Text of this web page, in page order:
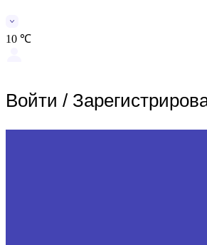
10 ℃
Войти /